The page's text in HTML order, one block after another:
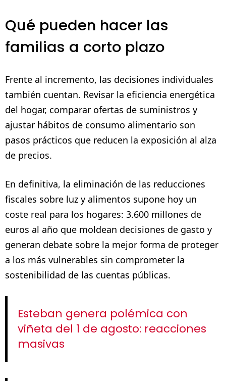
Qué pueden hacer las
familias a corto plazo
Frente al incremento, las decisiones individuales
también cuentan. Revisar la eficiencia energética
del hogar, comparar ofertas de suministros y
ajustar hábitos de consumo alimentario son
pasos prácticos que reducen la exposición al alza
de precios.
En definitiva, la eliminación de las reducciones
fiscales sobre luz y alimentos supone hoy un
coste real para los hogares: 3.600 millones de
euros al año que moldean decisiones de gasto y
generan debate sobre la mejor forma de proteger
a los más vulnerables sin comprometer la
sostenibilidad de las cuentas públicas.
Esteban genera polémica con
viñeta del 1 de agosto: reacciones
masivas